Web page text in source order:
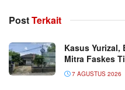
PostTerkait
Kasus Yurizal,
Mitra Faskes
7 AGUSTUS 2026